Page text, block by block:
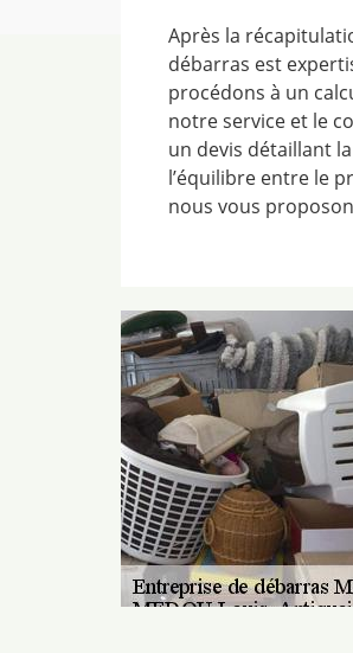
Après la
débarras est
procédons à un
notre service et le
un devis détaillant
l’équilibre entre le
nous vous